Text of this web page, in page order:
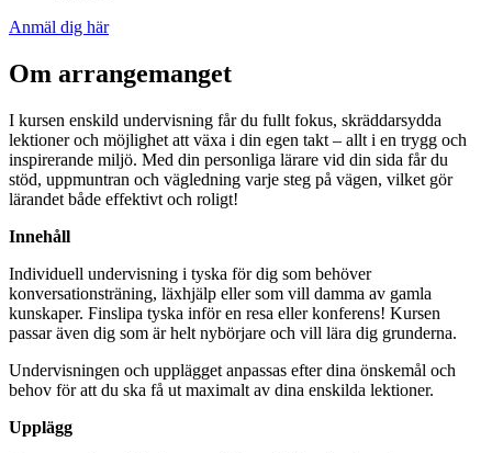
Anmäl dig här
Om arrangemanget
I kursen enskild undervisning får du fullt fokus, skräddarsydda
lektioner och möjlighet att växa i din egen takt – allt i en trygg och
inspirerande miljö. Med din personliga lärare vid din sida får du
stöd, uppmuntran och vägledning varje steg på vägen, vilket gör
lärandet både effektivt och roligt!
Innehåll
Individuell undervisning i tyska för dig som behöver
konversationsträning, läxhjälp eller som vill damma av gamla
kunskaper. Finslipa tyska inför en resa eller konferens! Kursen
passar även dig som är helt nybörjare och vill lära dig grunderna.
Undervisningen och upplägget anpassas efter dina önskemål och
behov för att du ska få ut maximalt av dina enskilda lektioner.
Upplägg